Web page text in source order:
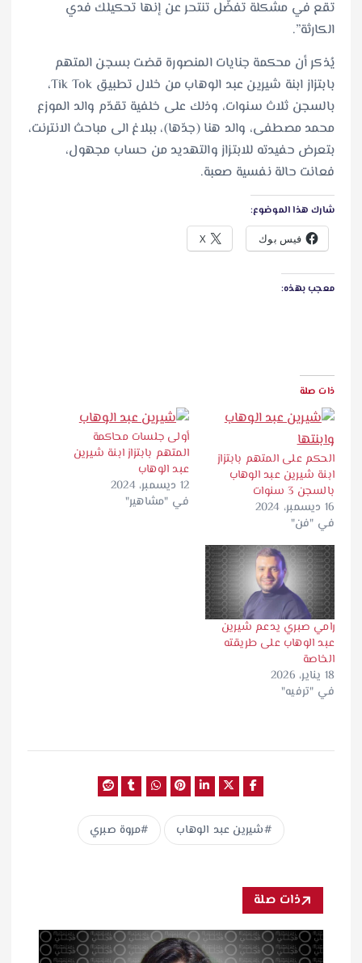
تقع في مشكلة تفضّل تنتحر عن إنها تحكيلك فدي
الكارثة”.
يُذكر أن محكمة جنايات المنصورة قضت بسجن المتهم
بابتزاز ابنة شيرين عبد الوهاب من خلال تطبيق Tik Tok،
بالسجن ثلاث سنوات، وذلك على خلفية تقدّم والد الموزع
محمد مصطفى، والد هنا (جدّها)، ببلاغ الى مباحث الانترنت،
بتعرض حفيدته للابتزاز والتهديد من حساب مجهول،
فعانت حالة نفسية صعبة.
شارك هذا الموضوع:
فيس بوك X
معجب بهذه:
ذات صلة
الحكم على المتهم بابتزاز
ابنة شيرين عبد الوهاب
بالسجن 3 سنوات
16 ديسمبر، 2024
في "فن"
أولى جلسات محاكمة
المتهم بابتزاز ابنة شيرين
عبد الوهاب
12 ديسمبر، 2024
في "مشاهير"
رامي صبري يدعم شيرين
عبد الوهاب على طريقته
الخاصة
18 يناير، 2026
في "ترفيه"
شيرين عبد الوهاب مروة صبري
ذات صلة